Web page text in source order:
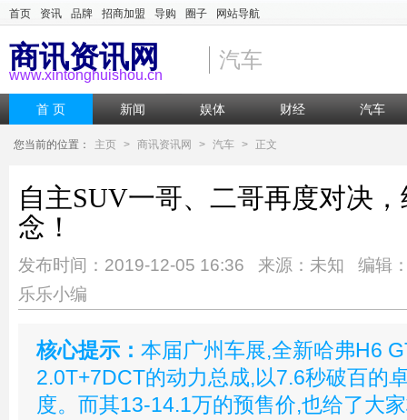
首页 资讯 品牌 招商加盟 导购 圈子 网站导航
商讯资讯网
www.xintonghuishou.cn
汽车
首 页 新闻 娱体 财经 汽车
您当前的位置： 主页 > 商讯资讯网 > 汽车 > 正文
自主SUV一哥、二哥再度对决
念！
发布时间：2019-12-05 16:36 来源：未知 编辑
乐乐小编
核心提示： 本届广州车展,全新哈弗H6
2.0T+7DCT的动力总成,以7.6秒破百的
度。而其13-14.1万的预售价,也给了大